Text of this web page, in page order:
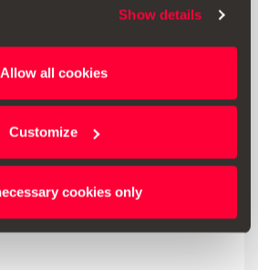
Show details
Allow all cookies
Customize
cookies only